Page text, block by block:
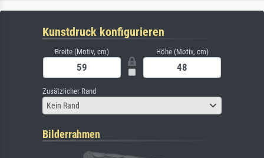
Kunstdruck konfigurieren
Breite (Motiv, cm) Höhe (Motiv, cm)
Zusätzlicher Rand
Kein Rand
Bilderrahmen